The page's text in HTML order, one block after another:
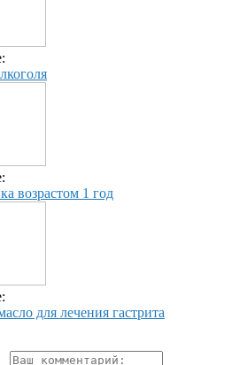
возрастом 1 год
для лечения гастрита